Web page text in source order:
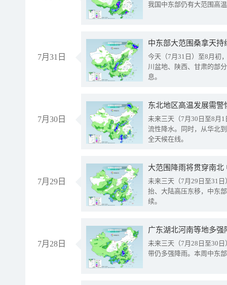
我国中东部仍有大范围高
7月31日
中东部大范围桑拿天
今天（7月31日）至8月初
川盆地、陕西、甘肃的部
息。
7月30日
东北地区高温发展需
未来三天（7月30日至8月
流性降水。同时，从华北
全天候在线。
7月29日
大范围降雨将贯穿南
未来三天（7月29日至31
抬、大陆高压东移，中东
续。
7月28日
广东湖北河南等地多
未来三天（7月28日至30
带仍多强降雨。本周中东